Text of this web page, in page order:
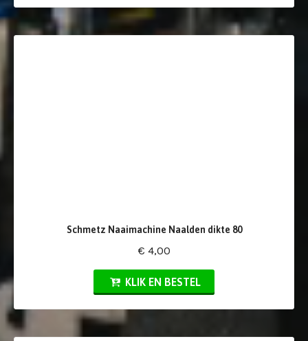
Schmetz Naaimachine Naalden dikte 80
€ 4,00
KLIK EN BESTEL